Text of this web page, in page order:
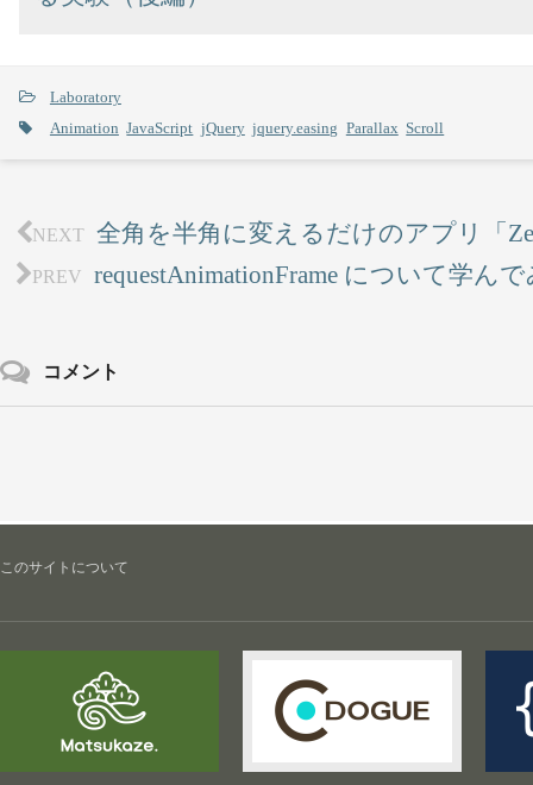
Laboratory
Animation JavaScript jQuery jquery.easing Parallax Scroll
NEXT 全角を半角に変えるだけのアプリ「
PREV requestAnimationFrame について学ん
コメント
このサイトについて